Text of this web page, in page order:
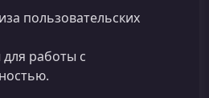
пользовательских
работы с